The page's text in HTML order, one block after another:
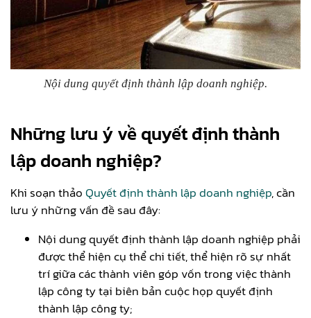
Nội dung quyết định thành lập doanh nghiệp.
Những lưu ý về quyết định thành
lập doanh nghiệp?
Khi soạn thảoQuyết định thành lập doanh nghiệp, cần
lưu ý những vấn đề sau đây:
Nội dung quyết định thành lập doanh nghiệp phải
được thể hiện cụ thể chi tiết, thể hiện rõ sự nhất
trí giữa các thành viên góp vốn trong việc thành
lập công ty tại biên bản cuộc họp quyết định
thành lập công ty;